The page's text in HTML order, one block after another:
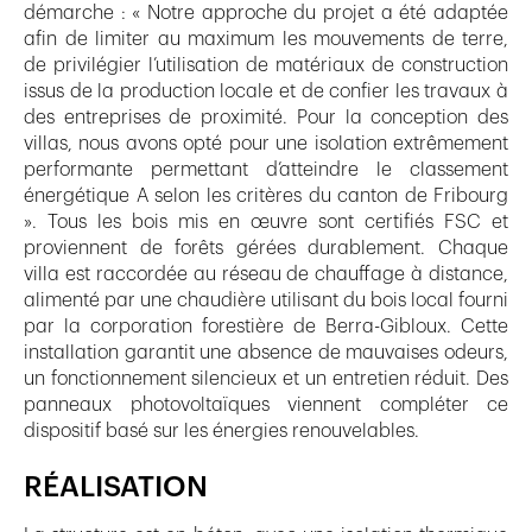
démarche : « Notre approche du projet a été adaptée
afin de limiter au maximum les mouvements de terre,
de privilégier l’utilisation de matériaux de construction
issus de la production locale et de confier les travaux à
des entreprises de proximité. Pour la conception des
villas, nous avons opté pour une isolation extrêmement
performante permettant d’atteindre le classement
énergétique A selon les critères du canton de Fribourg
». Tous les bois mis en œuvre sont certifiés FSC et
proviennent de forêts gérées durablement. Chaque
villa est raccordée au réseau de chauffage à distance,
alimenté par une chaudière utilisant du bois local fourni
par la corporation forestière de Berra-Gibloux. Cette
installation garantit une absence de mauvaises odeurs,
un fonctionnement silencieux et un entretien réduit. Des
panneaux photovoltaïques viennent compléter ce
dispositif basé sur les énergies renouvelables.
RÉALISATION